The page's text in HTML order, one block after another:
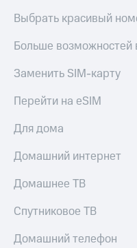
Выбрать красивый
Больше
Заменить SIM-карту
Перейти на eSIM
Для дома
Домашний интернет
Домашнее ТВ
Спутниковое ТВ
Домашний телефон